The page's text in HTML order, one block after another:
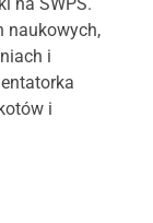
naukowych,
i
i